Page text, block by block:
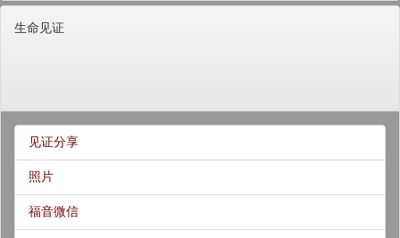
生命见证
见证分享
照片
福音微信